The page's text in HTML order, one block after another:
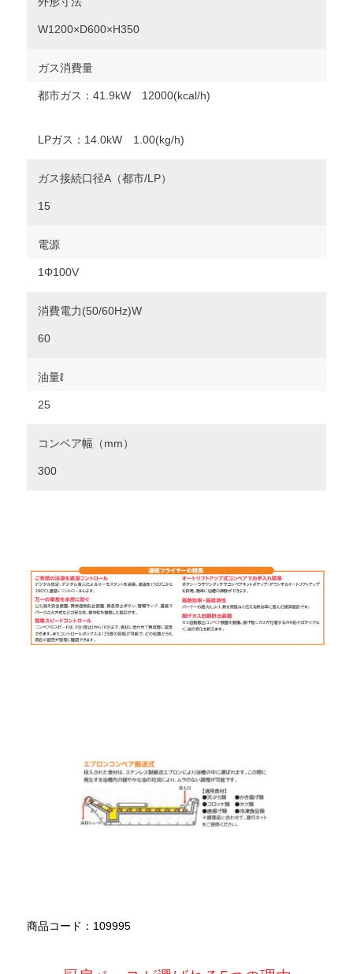
W1200×D600×H350
ガス消費量
都市ガス：41.9kW 12000(kcal/h)
LPガス：14.0kW 1.00(kg/h)
ガス接続口径A（都市/LP）
15
電源
1Φ100V
消費電力(50/60Hz)W
60
油量ℓ
25
コンベア幅（mm）
300
商品コード：109995